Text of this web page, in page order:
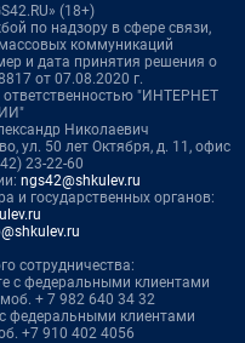
(18+)
по надзору в сфере связи,
коммуникаций
и дата принятия решения о
от 07.08.2020 г.
ответственностью "ИНТЕРНЕТ
Николаевич
ул. 50 лет Октября, д. 11, офис
23-22-60
ngs42@shkulev.ru
и государственных органов:
сотрудничества:
с федеральными клиентами
моб. + 7 982 640 34 32
федеральными клиентами
+7 910 402 4056